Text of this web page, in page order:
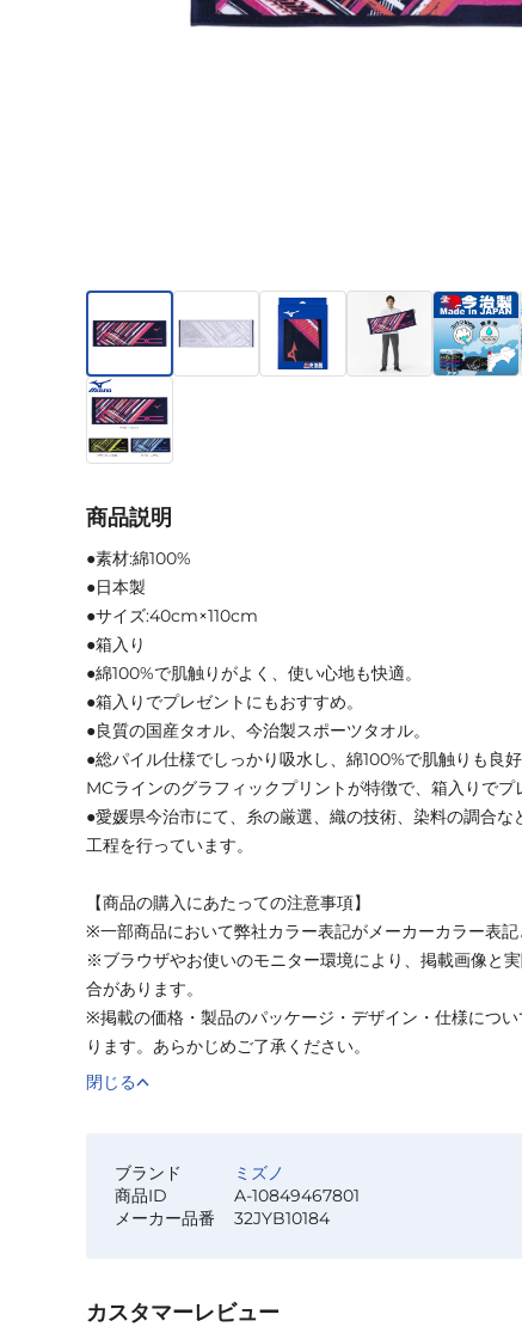
商品説明
●素材:綿100%
●日本製
●サイズ:40cm×110cm
●箱入り
●綿100%で肌触りがよく、使い心地も快適。
●箱入りでプレゼントにもおすすめ。
●良質の国産タオル、今治製スポーツタオル。
●総パイル仕様でしっかり吸水し、綿100%で肌触りも良
MCラインのグラフィックプリントが特徴で、箱入りでプ
●愛媛県今治市にて、糸の厳選、織の技術、染料の調合
工程を行っています。
【商品の購入にあたっての注意事項】
※一部商品において弊社カラー表記がメーカーカラー表記
※ブラウザやお使いのモニター環境により、掲載画像と
合があります。
※掲載の価格・製品のパッケージ・デザイン・仕様につ
ります。あらかじめご了承ください。
閉じる
ブランド
ミズノ
商品ID
A-10849467801
メーカー品番
32JYB10184
カスタマーレビュー